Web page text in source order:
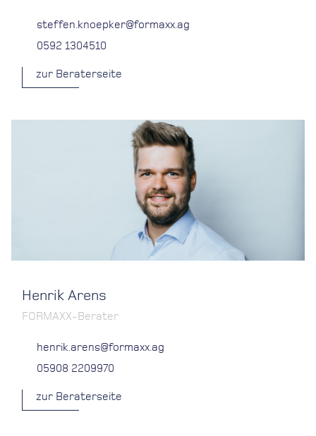
steffen.knoepker@formaxx.ag
0592 1304510
zur Beraterseite
Henrik Arens
FORMAXX-Berater
henrik.arens@formaxx.ag
05908 2209970
zur Beraterseite